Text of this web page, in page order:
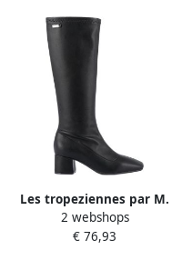
Les tropeziennes par M.
Belarbi Stippellaarzen
2 webshops
€ 76,93